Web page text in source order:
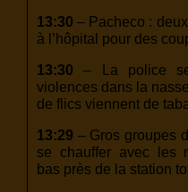
13:30 – Pacheco :
à l’hôpital pour des
13:30 – La police
violences dans la
de flics viennent de
13:29 – Gros groupes
se chauffer avec les
bas près de la station